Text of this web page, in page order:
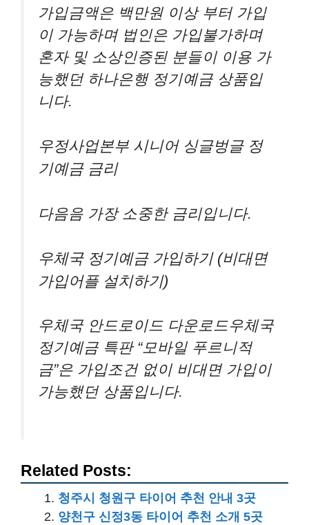
가입금액은 백만원 이상 부터 가입
이 가능하며 법인은 가입불가하며
혼자 및 소상인증된 분들이 이용 가
능했던 하나은행 정기예금 상품입
니다.
우정사업본부 시니어 싱글벙글 정
기예금 금리
다음음 가장 소중한 금리입니다.
우체국 정기예금 가입하기 (비대면
가입어플 설치하기)
우체국 안드로이드 다운로드우체국
정기예금 특판 “모바일 푸르니적
금”은 가입조건 없이 비대면 가입이
가능했던 상품입니다.
Related Posts:
청주시 청원구 타이어 추천 안내 3곳
양천구 신정3동 타이어 추천 소개 5곳